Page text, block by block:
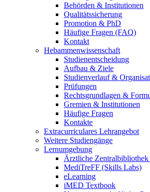
Behörden & Institutionen
Qualitätssicherung
Promotion & PhD
Häufige Fragen (FAQ)
Kontakt
Hebammenwissenschaft
Studienentscheidung
Aufbau & Ziele
Studienverlauf &
Prüfungen
Rechtsgrundlagen &
Gremien & Institutionen
Häufige Fragen
Kontakte
Extracurriculares Lehrangebot
Weitere Studiengänge
Lernumgebung
Ärztliche
MediTreFF (Skills Labs)
eLearning
iMED Textbook